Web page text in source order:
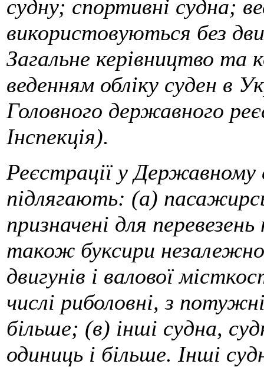
судну; спортивні судна;
використовуються без
Загальне керівництво та
веденням обліку суден в
Головного державного
Інспекція).
Реєстрації у Державному
підлягають: (а)
призначені для
також буксири
двигунів і валової
числі риболовні, з
більше; (в) інші судна,
одиниць і більше. Інші